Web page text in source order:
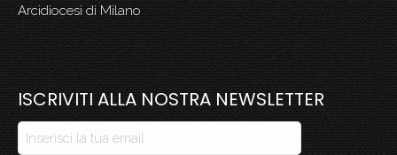
Arcidiocesi di Milano
ISCRIVITI ALLA NOSTRA NEWSLETTER